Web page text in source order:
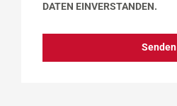
DATEN EINVERSTANDEN.
Senden